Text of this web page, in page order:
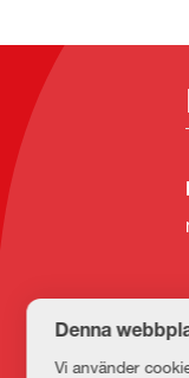
Denna
Vi använder